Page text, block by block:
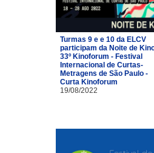
Turmas 9 e e 10 da ELCV
participam da Noite de
33º Kinoforum - Festival
Internacional de Curtas-
Metragens de São Paulo -
Curta Kinoforum
19/08/2022